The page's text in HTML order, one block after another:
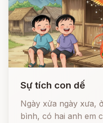
Sự tích con dế
Ngày xửa ngày xưa,
bình, có hai anh em